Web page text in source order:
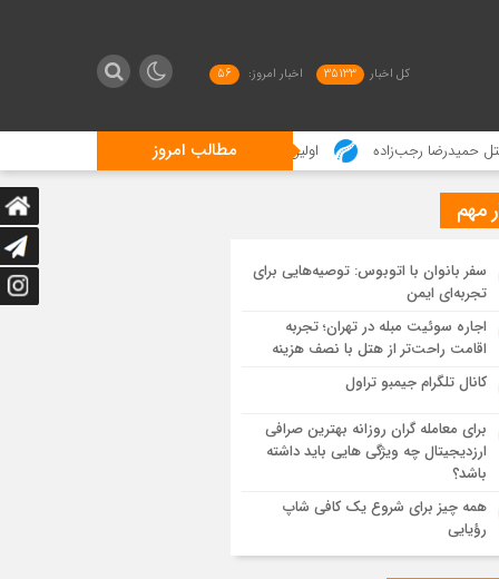
کل اخبار 35133 اخبار امروز: 56
مطالب امروزاولین تصاویر شیائومی میکس فولد ۵ منتشر شد
مهم
سفر بانوان با اتوبوس: توصیه‌هایی برای
تجربه‌ای ایمن
اجاره سوئیت مبله در تهران؛ تجربه
اقامت راحت‌تر از هتل با نصف هزینه
کانال تلگرام جیمبو تراول
برای معامله گران روزانه بهترین صرافی
ارزدیجیتال چه ویژگی هایی باید داشته
باشد؟
همه چیز برای شروع یک کافی شاپ
رؤیایی